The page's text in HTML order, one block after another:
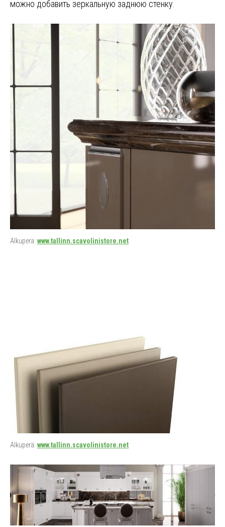
можно добавить зеркальную заднюю стенку.
Alkuperä: www.tallinn.scavolinistore.net
Alkuperä: www.tallinn.scavolinistore.net